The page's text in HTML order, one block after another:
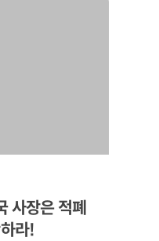
사장은 적폐
라!